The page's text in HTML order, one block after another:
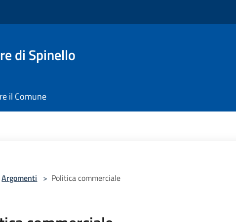
di Spinello
il Comune
Argomenti > Politica commerciale